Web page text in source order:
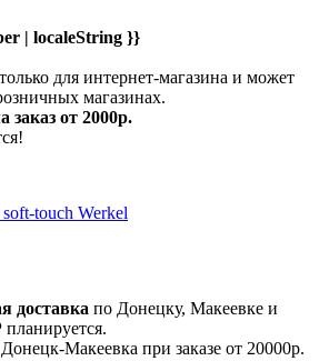
| localeString }}
для интернет-магазина и может
магазинах.
от 2000р.
touch Werkel
доставка по Донецку, Макеевке и
Макеевка при заказе от 20000р.